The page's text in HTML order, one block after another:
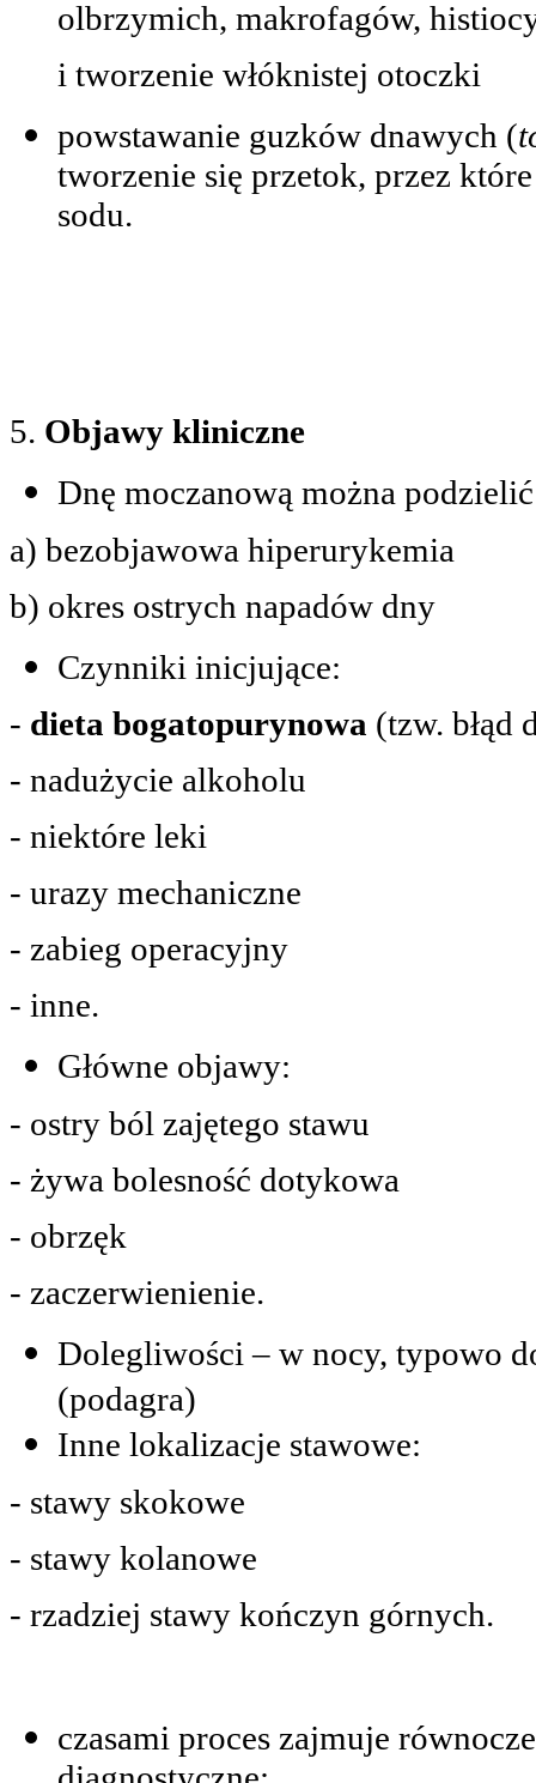
olbrzymich, makrofagów,
i tworzenie włóknistej otoczki
powstawanie guzków dnawych (
tworzenie się przetok, przez
sodu.
5. Objawy kliniczne
Dnę moczanową można
a) bezobjawowa hiperurykemia
b) okres ostrych napadów dny
Czynniki inicjujące:
- dieta bogatopurynowa (tzw. błąd
- nadużycie alkoholu
- niektóre leki
- urazy mechaniczne
- zabieg operacyjny
- inne.
Główne objawy:
- ostry ból zajętego stawu
- żywa bolesność dotykowa
- obrzęk
- zaczerwienienie.
Dolegliwości – w nocy, typowo
(podagra)
Inne lokalizacje stawowe:
- stawy skokowe
- stawy kolanowe
- rzadziej stawy kończyn górnych.
czasami proces zajmuje